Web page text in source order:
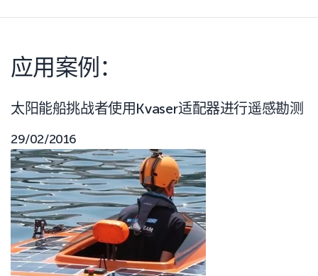
应用案例：
太阳能船挑战者使用Kvaser适配器进行遥感勘测
29/02/2016